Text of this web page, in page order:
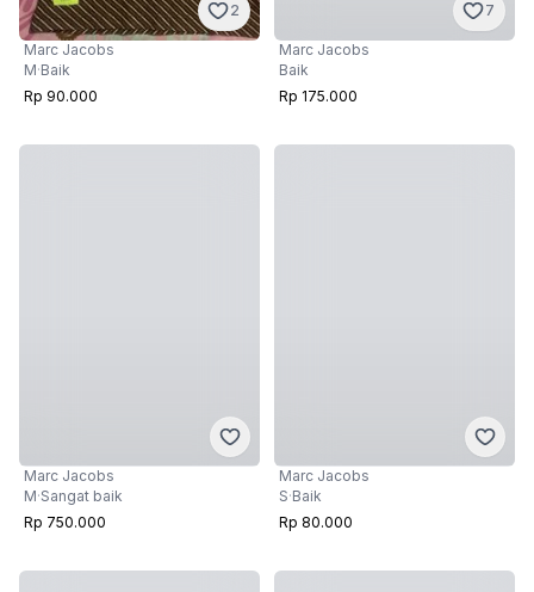
2
Marc Jacobs
M·Baik
Rp 90.000
7
Marc Jacobs
Baik
Rp 175.000
Marc Jacobs
M·Sangat baik
Rp 750.000
Marc Jacobs
S·Baik
Rp 80.000